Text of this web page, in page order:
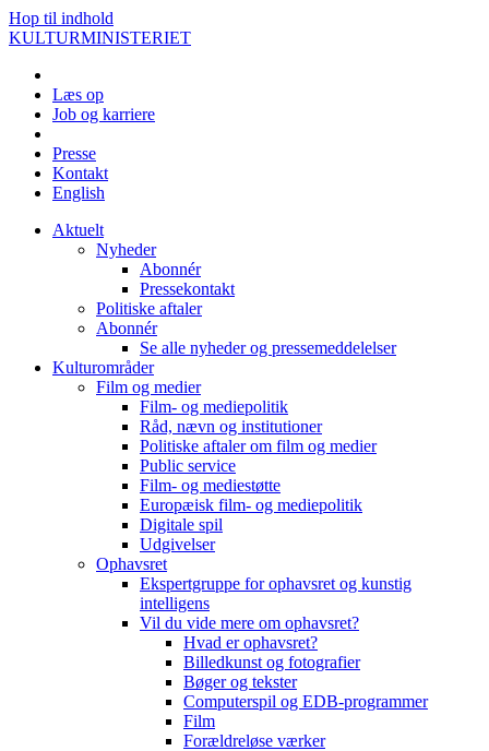
Hop til indhold
KULTURMINISTERIET
Læs op
Job og karriere
Presse
Kontakt
English
Aktuelt
Nyheder
Abonnér
Pressekontakt
Politiske aftaler
Abonnér
Se alle nyheder og pressemeddelelser
Kulturområder
Film og medier
Film- og mediepolitik
Råd, nævn og institutioner
Politiske aftaler om film og medier
Public service
Film- og mediestøtte
Europæisk film- og mediepolitik
Digitale spil
Udgivelser
Ophavsret
Ekspertgruppe for ophavsret og kunstig
intelligens
Vil du vide mere om ophavsret?
Hvad er ophavsret?
Billedkunst og fotografier
Bøger og tekster
Computerspil og EDB-programmer
Film
Forældreløse værker